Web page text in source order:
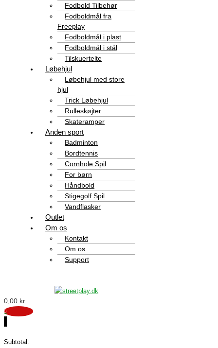
Fodbold Tilbehør
Fodboldmål fra
Freeplay
Fodboldmål i plast
Fodboldmål i stål
Tilskuertelte
Løbehjul
Løbehjul med store
hjul
Trick Løbehjul
Rulleskøjter
Skateramper
Anden sport
Badminton
Bordtennis
Cornhole Spil
For børn
Håndbold
Stigegolf Spil
Vandflasker
Outlet
Om os
Kontakt
Om os
Support
0,00 kr.
0
Subtotal: